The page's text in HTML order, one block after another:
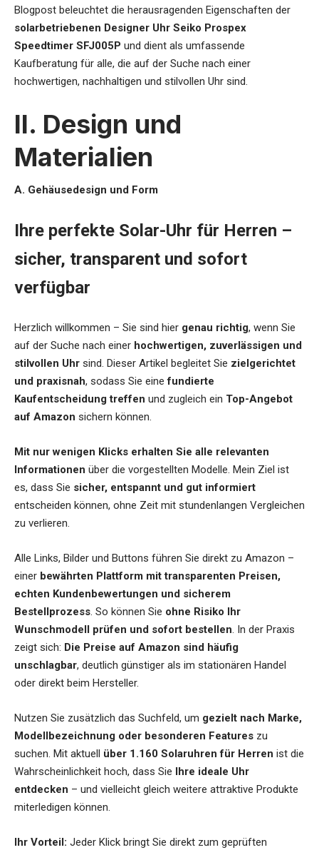
Blogpost beleuchtet die herausragenden Eigenschaften der
solarbetriebenen Designer Uhr Seiko Prospex
Speedtimer SFJ005P und dient als umfassende
Kaufberatung für alle, die auf der Suche nach einer
hochwertigen, nachhaltigen und stilvollen Uhr sind.
II. Design und
Materialien
A. Gehäusedesign und Form
Ihre perfekte Solar-Uhr für Herren –
sicher, transparent und sofort
verfügbar
Herzlich willkommen – Sie sind hier genau richtig, wenn Sie
auf der Suche nach einer hochwertigen, zuverlässigen und
stilvollen Uhr sind. Dieser Artikel begleitet Sie zielgerichtet
und praxisnah, sodass Sie einefundierte
Kaufentscheidung treffen und zugleich ein Top-Angebot
auf Amazon sichern können.
Mit nur wenigen Klicks erhalten Sie alle relevanten
Informationen über die vorgestellten Modelle. Mein Ziel ist
es, dass Sie sicher, entspannt und gut informiert
entscheiden können, ohne Zeit mit stundenlangen Vergleichen
zu verlieren.
Alle Links, Bilder und Buttons führen Sie direkt zu Amazon –
einer bewährten Plattform mit transparenten Preisen,
echten Kundenbewertungen und sicherem
Bestellprozess. So können Sie ohne Risiko Ihr
Wunschmodell prüfen und sofort bestellen. In der Praxis
zeigt sich: Die Preise auf Amazon sind häufig
unschlagbar, deutlich günstiger als im stationären Handel
oder direkt beim Hersteller.
Nutzen Sie zusätzlich das Suchfeld, um gezielt nach Marke,
Modellbezeichnung oder besonderen Features zu
suchen. Mit aktuell über 1.160 Solaruhren für Herren ist die
Wahrscheinlichkeit hoch, dass Sie
Ihre ideale Uhr
entdecken – und vielleicht gleich weitere attraktive Produkte
miterledigen können.
Ihr Vorteil: Jeder Klick bringt Sie direkt zum geprüften